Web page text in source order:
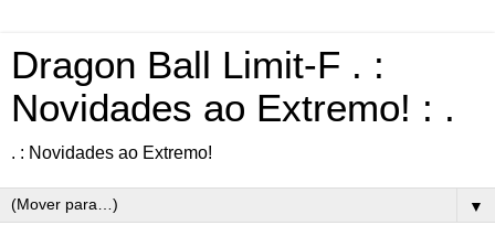
Dragon Ball Limit-F . :
Novidades ao Extremo! : .
. : Novidades ao Extremo!
▼